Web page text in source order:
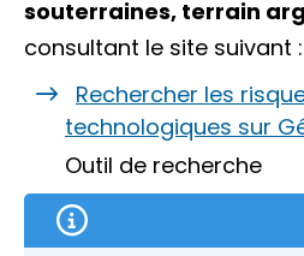
souterraines, terrain
consultant le site suivant :
Rechercher les
technologiques sur
Outil de recherche